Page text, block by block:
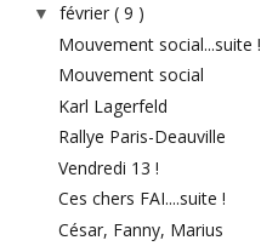
▼ février ( 9 )
Mouvement social...suite !
Mouvement social
Karl Lagerfeld
Rallye Paris-Deauville
Vendredi 13 !
Ces chers FAI....suite !
César, Fanny, Marius